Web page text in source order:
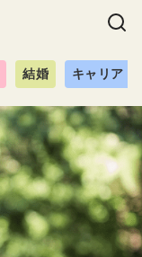
結婚 キャリア